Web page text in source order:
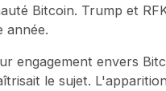
Bitcoin. Trump et
année.
engagement envers
le sujet.